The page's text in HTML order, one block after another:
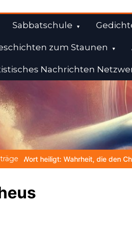
Sabbatschule
zum Staunen
Nachrichten
der
Charakter formt NOCH WACH?